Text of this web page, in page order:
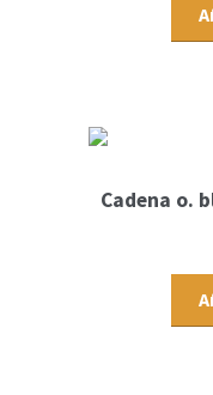
Cadena o.